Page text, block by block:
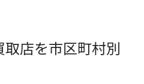
店を市区町村別